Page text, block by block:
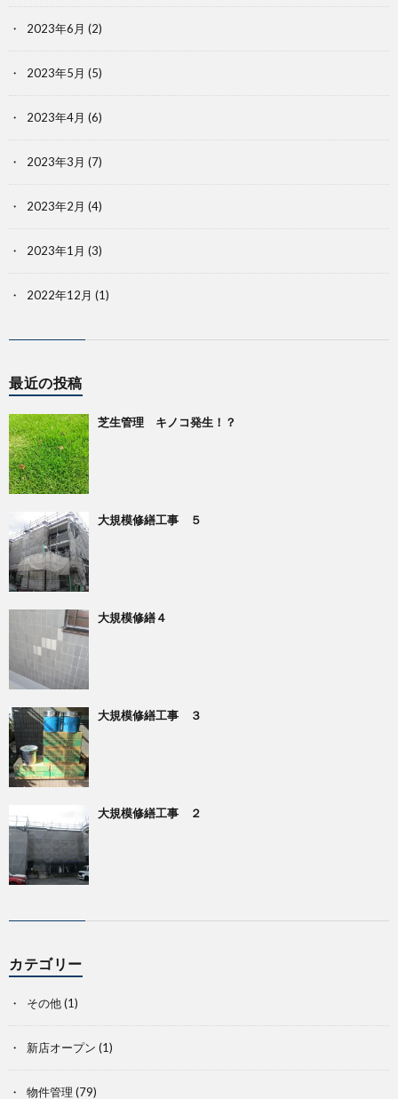
2023年6月 (2)
2023年5月 (5)
2023年4月 (6)
2023年3月 (7)
2023年2月 (4)
2023年1月 (3)
2022年12月 (1)
最近の投稿
芝生管理 キノコ発生！？
大規模修繕工事 ５
大規模修繕４
大規模修繕工事 ３
大規模修繕工事 ２
カテゴリー
その他(1)
新店オープン (1)
物件管理 (79)